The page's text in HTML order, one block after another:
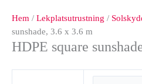
Hem / Lekplatsutrustning /
sunshade, 3.6 x 3.6 m
HDPE square